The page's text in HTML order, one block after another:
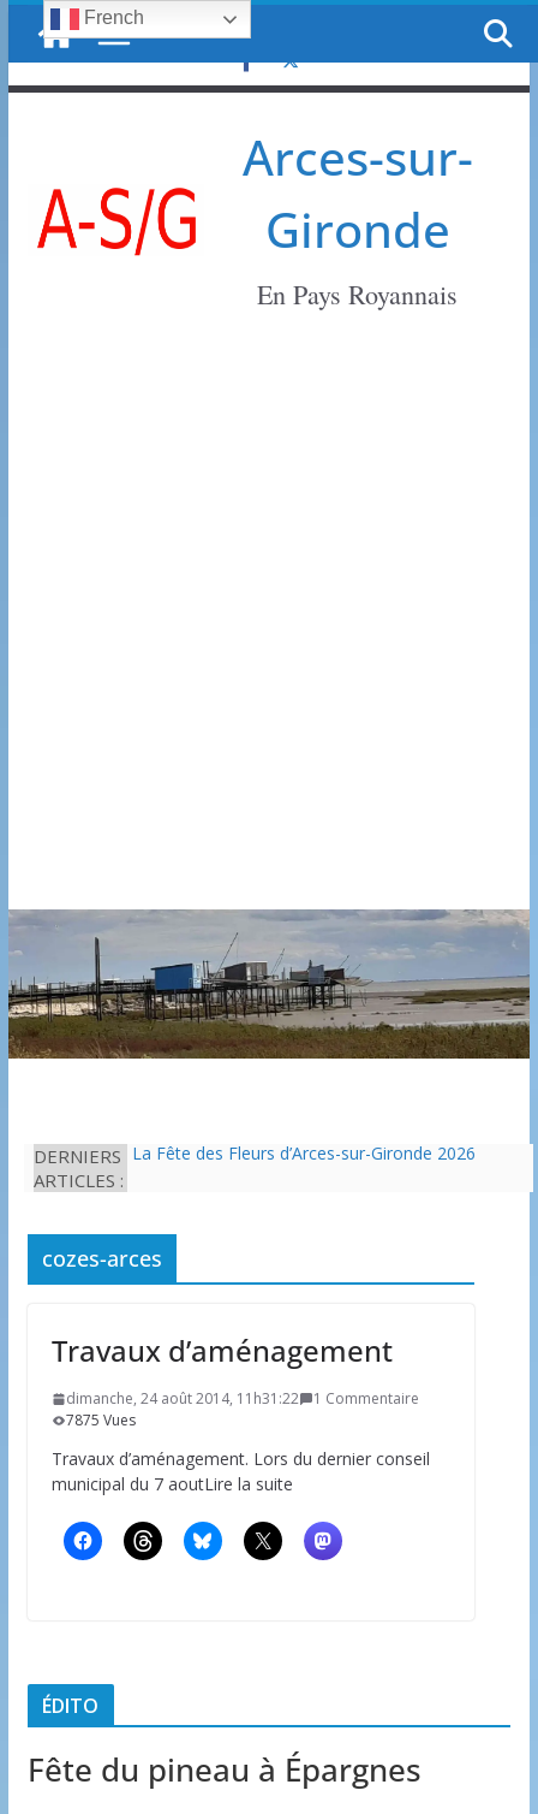
Passer
contenu
jeudi, 6 août, 2026
Arces-sur-
Gironde
En Pays Royannais
DERNIERS
ARTICLES :
La Fête des Fleurs d’Arces-sur-Gironde 2026
Eau potable : Le préfet de Charente-Maritime
Une solution durable pour l’isolation des
bâtiments avec le chanvre
cozes-arces
Travaux d’aménagement
dimanche, 24 août 2014, 11h31:22
1 Commentaire
7875 Vues
Travaux d’aménagement. Lors du dernier conseil
municipal du 7 aoutLire la suite
ÉDITO
Fête du pineau à Épargnes
French